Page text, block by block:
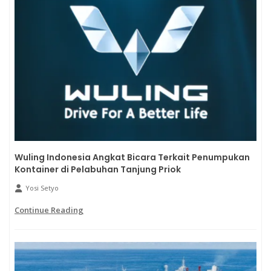
Wuling Indonesia Angkat Bicara Terkait Penumpukan
Kontainer di Pelabuhan Tanjung Priok
Yosi Setyo
Continue Reading